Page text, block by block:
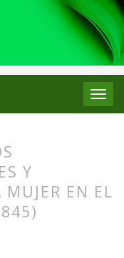
construcción de la
Y
EN EL